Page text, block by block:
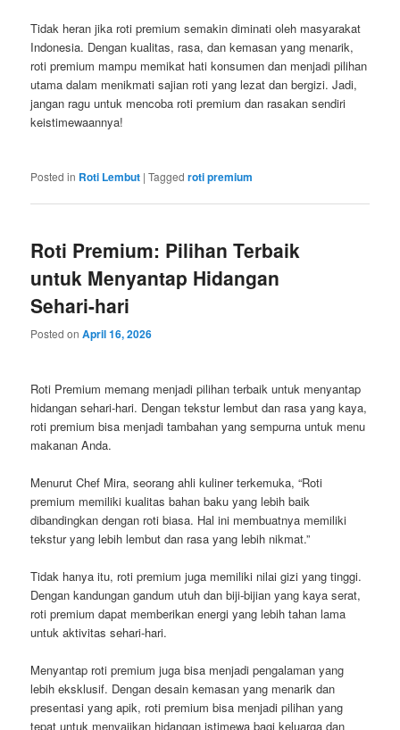
Tidak heran jika roti premium semakin diminati oleh masyarakat
Indonesia. Dengan kualitas, rasa, dan kemasan yang menarik,
roti premium mampu memikat hati konsumen dan menjadi pilihan
utama dalam menikmati sajian roti yang lezat dan bergizi. Jadi,
jangan ragu untuk mencoba roti premium dan rasakan sendiri
keistimewaannya!
Posted in Roti Lembut |Tagged roti premium
Roti Premium: Pilihan Terbaik
untuk Menyantap Hidangan
Sehari-hari
Posted onApril 16, 2026
Roti Premium memang menjadi pilihan terbaik untuk menyantap
hidangan sehari-hari. Dengan tekstur lembut dan rasa yang kaya,
roti premium bisa menjadi tambahan yang sempurna untuk menu
makanan Anda.
Menurut Chef Mira, seorang ahli kuliner terkemuka, “Roti
premium memiliki kualitas bahan baku yang lebih baik
dibandingkan dengan roti biasa. Hal ini membuatnya memiliki
tekstur yang lebih lembut dan rasa yang lebih nikmat.”
Tidak hanya itu, roti premium juga memiliki nilai gizi yang tinggi.
Dengan kandungan gandum utuh dan biji-bijian yang kaya serat,
roti premium dapat memberikan energi yang lebih tahan lama
untuk aktivitas sehari-hari.
Menyantap roti premium juga bisa menjadi pengalaman yang
lebih eksklusif. Dengan desain kemasan yang menarik dan
presentasi yang apik, roti premium bisa menjadi pilihan yang
tepat untuk menyajikan hidangan istimewa bagi keluarga dan